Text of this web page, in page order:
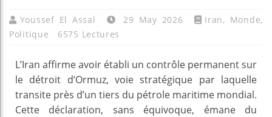
Youssef El Assal 29 May 2026 Iran, Monde,
Politique
6575 Lectures
L’Iran affirme avoir établi un contrôle permanent sur
le détroit d’Ormuz, voie stratégique par laquelle
transite près d’un tiers du pétrole maritime mondial.
Cette déclaration, sans équivoque, émane du